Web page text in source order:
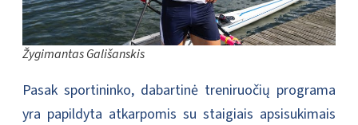
Žygimantas Gališanskis
Pasak sportininko, dabartinė treniruočių programa
yra papildyta atkarpomis su staigiais apsisukimais